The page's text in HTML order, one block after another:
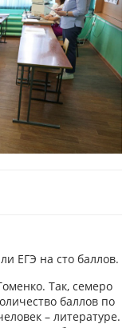
ЕГЭ на сто баллов.
Так, семеро
баллов по
– литературе.